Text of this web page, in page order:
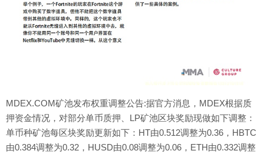
MDEX.COM矿池发布权重调整公告:据官方消息，MDEX根据质
押资金情况，对部分单币质押、LP矿池区块奖励现做如下调整：
单币种矿池每区块奖励更新如下：HT由0.512调整为0.36，HBTC
由0.384调整为0.32，HUSD由0.08调整为0.06，ETH由0.332调整